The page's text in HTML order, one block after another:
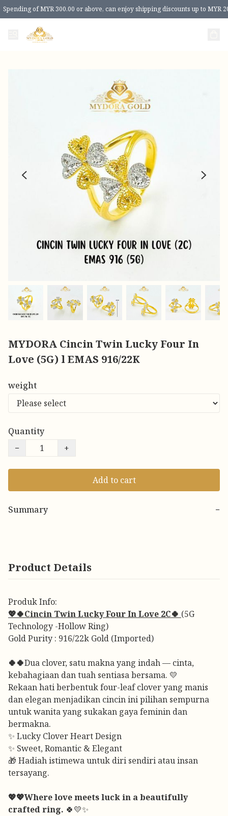
Spending of MYR 300.00 or above, can enjoy shipping discounts up to MYR
MYDORA Cincin Twin Lucky Four In
Love (5G) l EMAS 916/22K
weight
Quantity
−
+
Add to cart
Summary −
Product Details
Produk Info:
💖🍀Cincin Twin Lucky Four In Love 2C🍀 (5G
Technology -Hollow Ring)
Gold Purity : 916/22k Gold (Imported)
🍀🍀Dua clover, satu makna yang indah — cinta,
kebahagiaan dan tuah sentiasa bersama. 💛
Rekaan hati berbentuk four-leaf clover yang manis
dan elegan menjadikan cincin ini pilihan sempurna
untuk wanita yang sukakan gaya feminin dan
bermakna.
✨ Lucky Clover Heart Design
✨ Sweet, Romantic & Elegant
🎁 Hadiah istimewa untuk diri sendiri atau insan
tersayang.
💖💖Where love meets luck in a beautifully
crafted ring. 🍀💛✨